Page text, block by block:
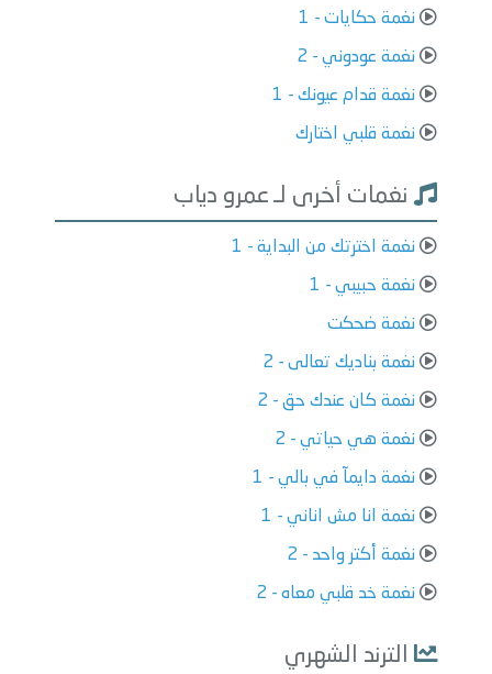
نغمة حكايات - 1
نغمة عودوني - 2
نغمة قدام عيونك - 1
نغمة قلبي اختارك
نغمات أخرى لـ عمرو دياب
نغمة اخترتك من البداية - 1
نغمة حبيبي - 1
نغمة ضحكت
نغمة بناديك تعالى - 2
نغمة كان عندك حق - 2
نغمة هي حياتي - 2
نغمة دايمآ في بالي - 1
نغمة انا مش اناني - 1
نغمة أكتر واحد - 2
نغمة خد قلبي معاه - 2
الترند الشهري